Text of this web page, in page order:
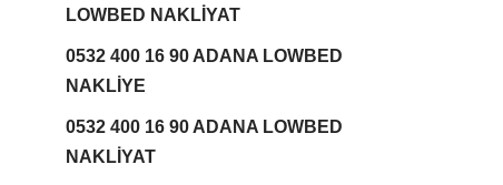
LOWBED NAKLİYAT
0532 400 16 90 ADANA LOWBED
NAKLİYE
0532 400 16 90 ADANA LOWBED
NAKLİYAT